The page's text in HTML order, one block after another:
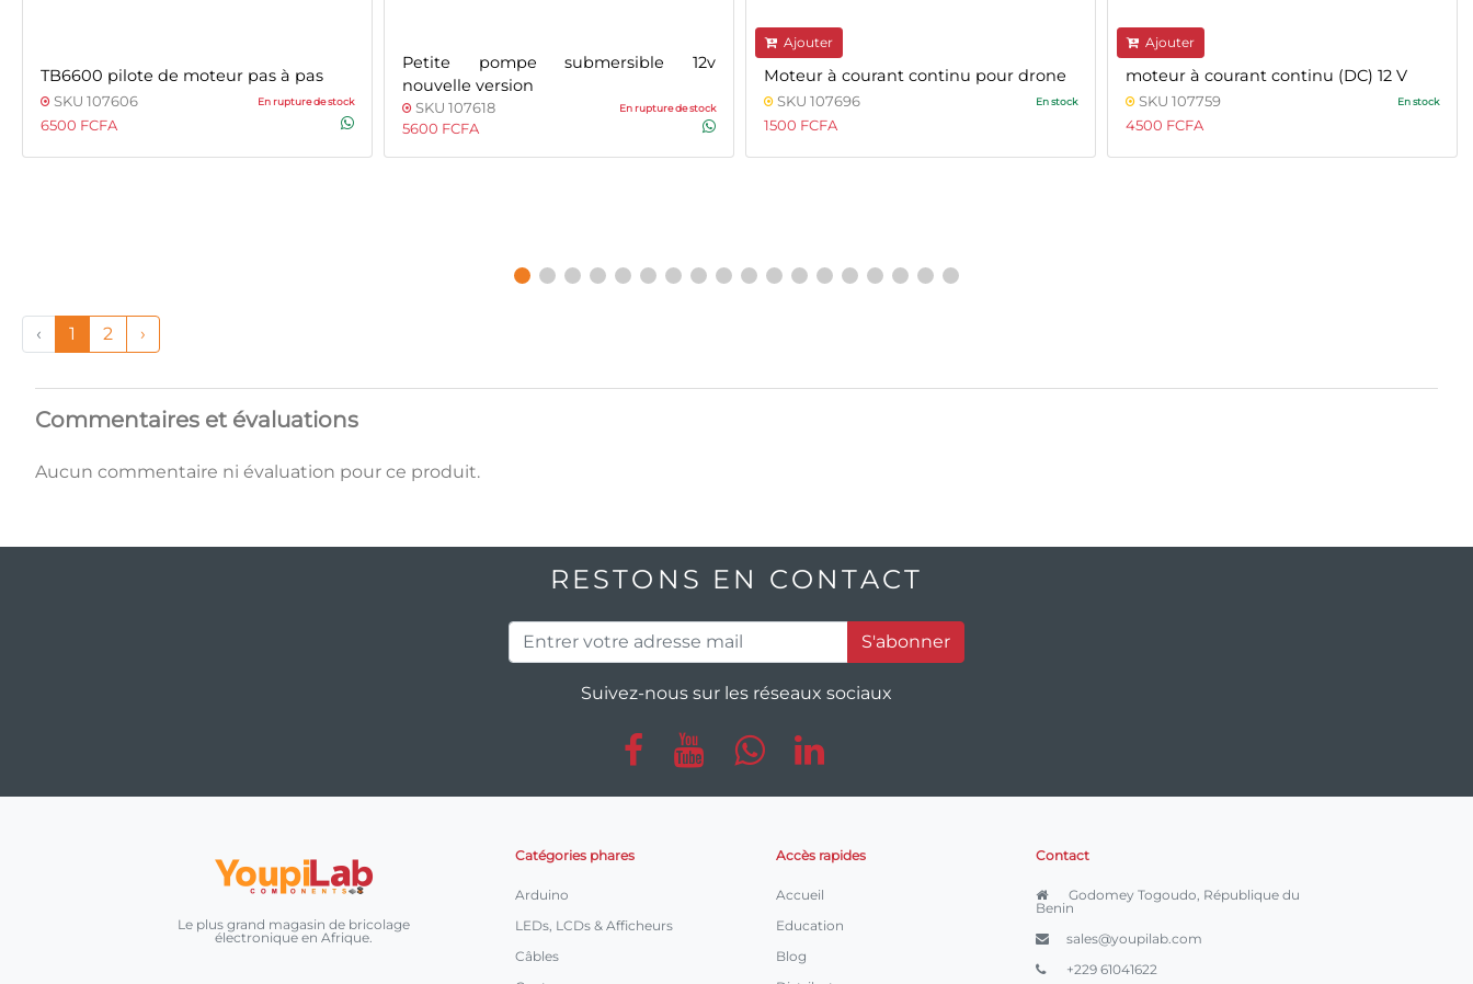
TB6600 pilote de moteur pas à pas
SKU 107606 En rupture de stock
6500 FCFA
Petite pompe submersible 12v
nouvelle version
SKU 107618 En rupture de stock
5600 FCFA
Ajouter
Moteur à courant continu pour drone
SKU 107696 En stock
1500 FCFA
Ajouter
moteur à courant continu (DC) 12 V
SKU 107759 En stock
4500 FCFA
‹ 1 2 ›
Commentaires et évaluations
Aucun commentaire ni évaluation pour ce produit.
RESTONS EN CONTACT
S'abonner
Suivez-nous sur les réseaux sociaux
Le plus grand magasin de bricolage
électronique en Afrique.
Catégories phares
Arduino
LEDs, LCDs & Afficheurs
Câbles
Accès rapides
Accueil
Education
Blog
Contact
Godomey Togoudo, République du
Benin
sales@youpilab.com
+229 61041622